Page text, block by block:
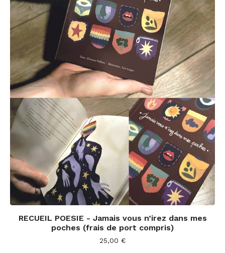
RECUEIL POESIE - Jamais vous n’irez dans mes
poches (frais de port compris)
25,00 €